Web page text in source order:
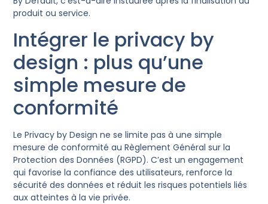
produit ou service.
Intégrer le privacy by
design : plus qu’une
simple mesure de
conformité
Le Privacy by Design ne se limite pas à une simple
mesure de conformité au Règlement Général sur la
Protection des Données (RGPD). C’est un engagement
qui favorise la confiance des utilisateurs, renforce la
sécurité des données et réduit les risques potentiels liés
aux atteintes à la vie privée.